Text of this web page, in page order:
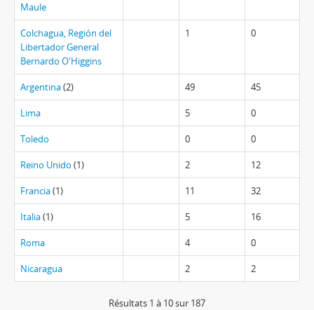
Maule
Colchagua, Región del
Libertador General
Bernardo O'Higgins
1 0
Argentina(2) 49 45
Lima 5 0
Toledo 0 0
Reino Unido (1) 2 12
Francia(1) 11 32
Italia(1) 5 16
Roma 4 0
Nicaragua 2 2
Résultats 1 à 10 sur 187